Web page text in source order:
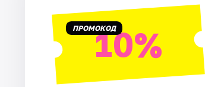
Артисты ПРОМОКОД10%